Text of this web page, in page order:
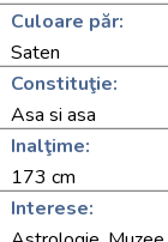
Culoare păr:
Saten
Constituţie:
Asa si asa
Inalţime:
173 cm
Interese: